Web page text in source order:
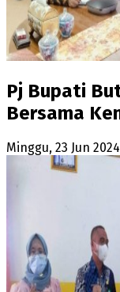
Pj Bupati
Bersama
Minggu, 23 Jun